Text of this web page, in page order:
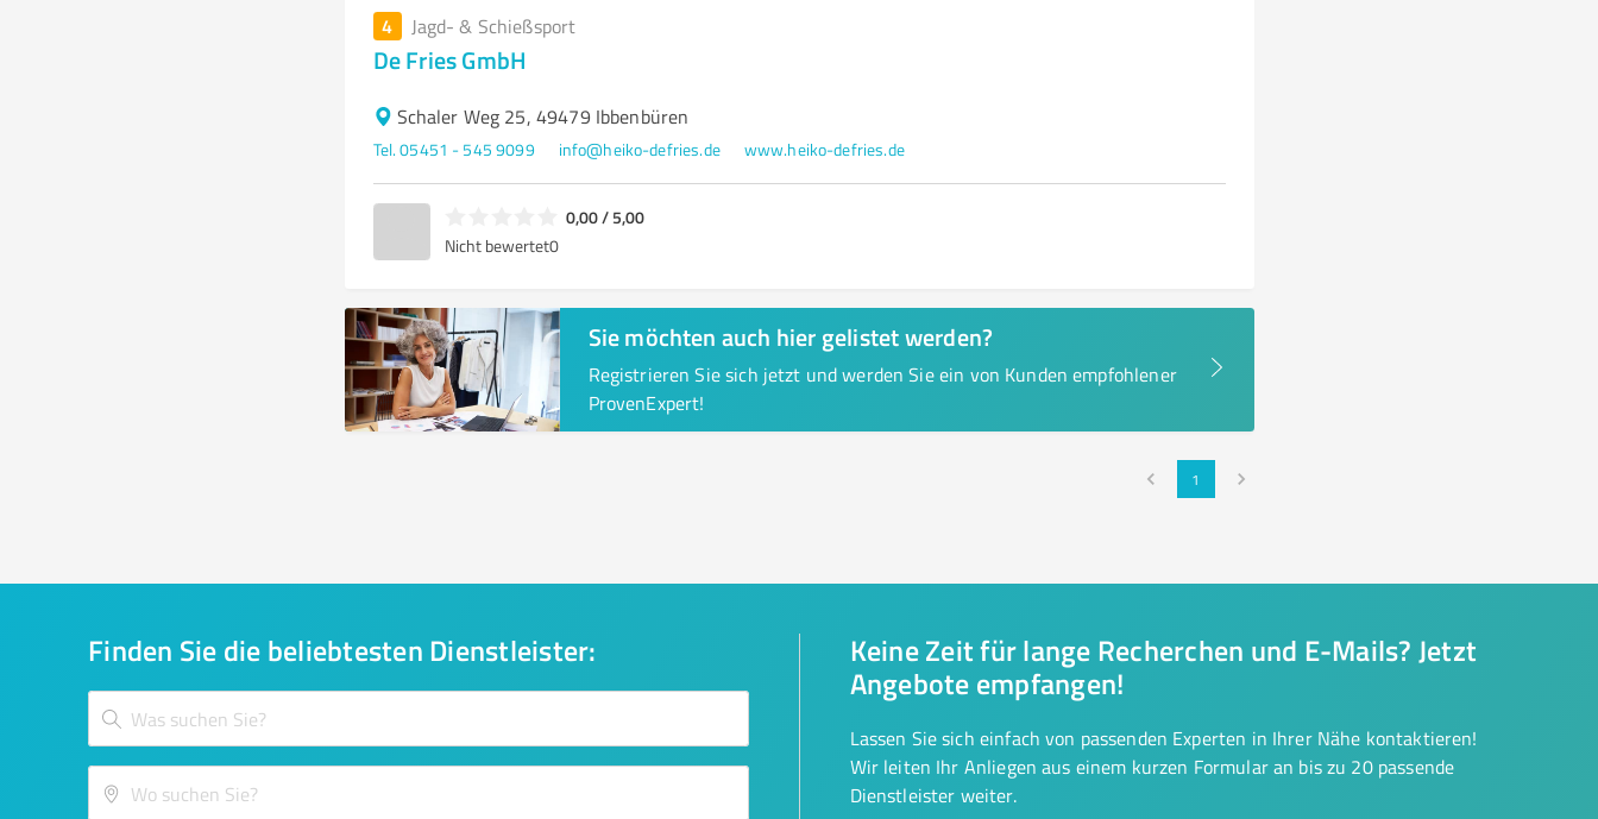
4 Jagd- & Schießsport
De Fries GmbH
Schaler Weg 25, 49479 Ibbenbüren
Tel. 05451 - 545 9099 info@heiko-defries.de www.heiko-defries.de
0,00 / 5,00
Nicht bewertet0
Sie möchten auch hier gelistet werden?
Registrieren Sie sich jetzt und werden Sie ein von Kunden empfohlener
ProvenExpert!
1
Finden Sie die beliebtesten Dienstleister:
Keine Zeit für lange Recherchen und E-Mails? Jetzt
Angebote empfangen!
Lassen Sie sich einfach von passenden Experten in Ihrer Nähe kontaktieren!
Wir leiten Ihr Anliegen aus einem kurzen Formular an bis zu 20 passende
Dienstleister weiter.